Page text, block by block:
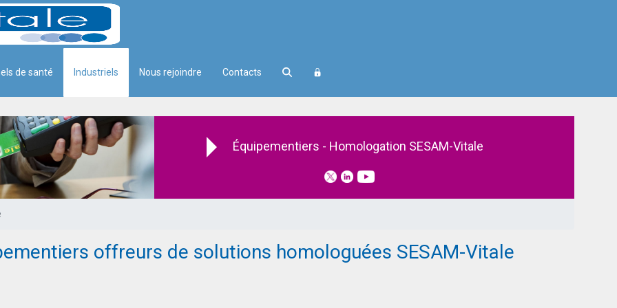
de santé Industriels Nous rejoindre Contacts
SESAM-Vitale
Équipementiers - Homologation SESAM-Vitale
offreurs de solutions homologuées SESAM-Vitale